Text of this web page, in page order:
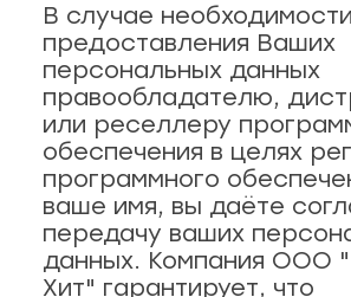
82
18а
пр-кт
В случае необходимости
предоставления Ваших
персональных данных
правообладателю,
или реселлеру
обеспечения в целях
программного
ваше имя, вы даёте
передачу ваших
данных. Компания ООО
Хит" гарантирует, что